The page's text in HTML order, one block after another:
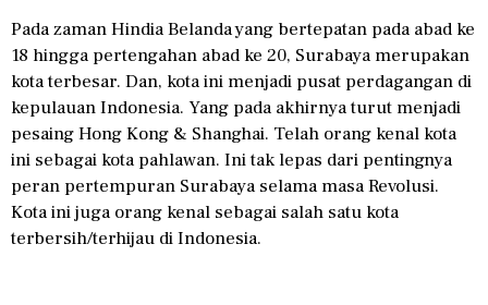
Pada zaman Hindia Belanda yang bertepatan pada abad ke
18 hingga pertengahan abad ke 20, Surabaya merupakan
kota terbesar. Dan, kota ini menjadi pusat perdagangan di
kepulauan Indonesia. Yang pada akhirnya turut menjadi
pesaing Hong Kong & Shanghai. Telah orang kenal kota
ini sebagai kota pahlawan. Ini tak lepas dari pentingnya
peran pertempuran Surabaya selama masa Revolusi.
Kota ini juga orang kenal sebagai salah satu kota
terbersih/terhijau di Indonesia.